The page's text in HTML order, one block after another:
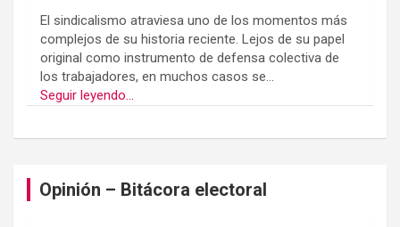
El sindicalismo atraviesa uno de los momentos más
complejos de su historia reciente. Lejos de su papel
original como instrumento de defensa colectiva de
los trabajadores, en muchos casos se...
Seguir leyendo...
Opinión – Bitácora electoral